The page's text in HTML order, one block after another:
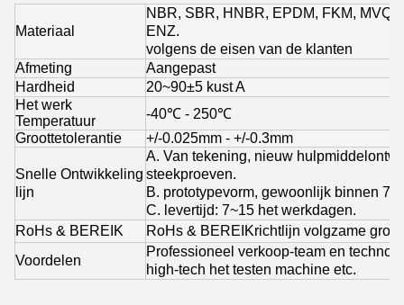
Materiaal
NBR, SBR, HNBR, EPDM, FKM, MVQ,
ENZ.
volgens de eisen van de klanten
Afmeting
Aangepast
Hardheid
20~90±5 kust A
Het werk
Temperatuur
-40℃ - 250℃
Groottetolerantie
+/-0.025mm - +/-0.3mm
Snelle Ontwikkeling
lijn
A. Van tekening, nieuw
steekproeven.
B. prototypevorm, gewoonlijk binnen 7
C. levertijd: 7~15 het werkdagen.
RoHs & BEREIK
RoHs & BEREIKrichtlijn volgzame
Voordelen
Professioneel verkoop-team en
high-tech het testen machine etc.